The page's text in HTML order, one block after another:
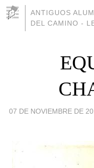
ANTIGUOS
DEL CAMINO -
07 DE NOVIEMBRE DE